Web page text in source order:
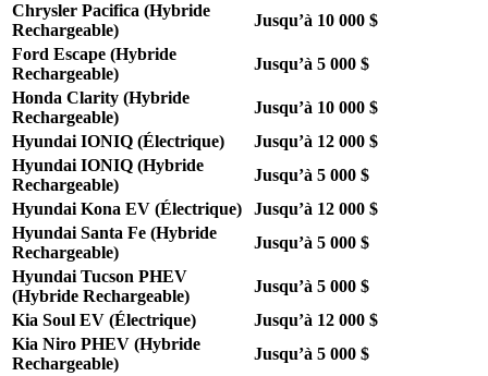
Chrysler Pacifica (Hybride
Rechargeable)
Jusqu’à 10 000 $
Ford Escape (Hybride
Rechargeable)
Jusqu’à 5 000 $
Honda Clarity (Hybride
Rechargeable)
Jusqu’à 10 000 $
Hyundai IONIQ (Électrique)
Jusqu’à 12 000 $
Hyundai IONIQ (Hybride
Rechargeable)
Jusqu’à 5 000 $
Hyundai Kona EV (Électrique)
Jusqu’à 12 000 $
Hyundai Santa Fe (Hybride
Rechargeable)
Jusqu’à 5 000 $
Hyundai Tucson PHEV
(Hybride Rechargeable)
Jusqu’à 5 000 $
Kia Soul EV (Électrique)
Jusqu’à 12 000 $
Kia Niro PHEV (Hybride
Rechargeable)
Jusqu’à 5 000 $